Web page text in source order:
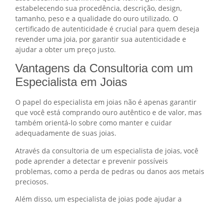
estabelecendo sua procedência, descrição, design,
tamanho, peso e a qualidade do ouro utilizado. O
certificado de autenticidade é crucial para quem deseja
revender uma joia, por garantir sua autenticidade e
ajudar a obter um preço justo.
Vantagens da Consultoria com um
Especialista em Joias
O papel do especialista em joias não é apenas garantir
que você está comprando ouro autêntico e de valor, mas
também orientá-lo sobre como manter e cuidar
adequadamente de suas joias.
Através da consultoria de um especialista de joias, você
pode aprender a detectar e prevenir possíveis
problemas, como a perda de pedras ou danos aos metais
preciosos.
Além disso, um especialista de joias pode ajudar a